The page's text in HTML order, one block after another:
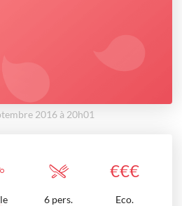
2016 à 20h01
€€€
6 pers. Eco.